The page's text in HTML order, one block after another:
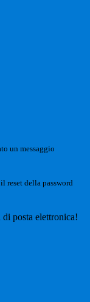
un messaggio
reset della password
posta elettronica!